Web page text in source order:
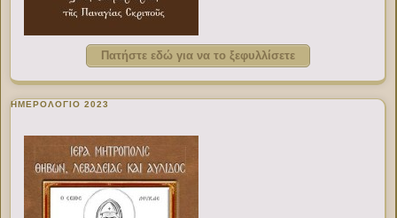
Πατήστε εδώ για να το ξεφυλλίσετε
ΗΜΕΡΟΛΟΓΙΟ 2023